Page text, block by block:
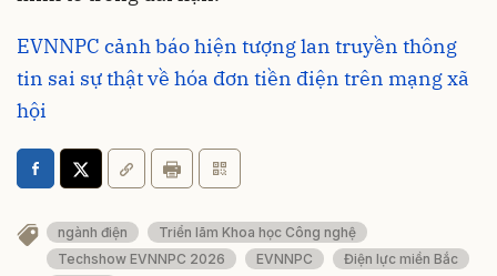
EVNNPC cảnh báo hiện tượng lan truyền thông
tin sai sự thật về hóa đơn tiền điện trên mạng xã
hội
ngành điện
Triển lãm Khoa học Công nghệ
Techshow EVNNPC 2026
EVNNPC
Điện lực miền Bắc